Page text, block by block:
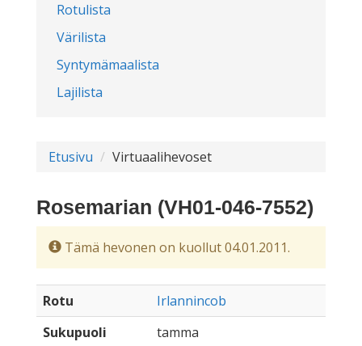
Rotulista
Värilista
Syntymämaalista
Lajilista
Etusivu Virtuaalihevoset
Rosemarian (VH01-046-7552)
Tämä hevonen on kuollut 04.01.2011.
Rotu
Irlannincob
Sukupuoli
tamma